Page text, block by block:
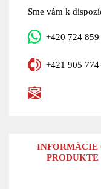
Sme vám k
+420 724 859
+421 905 774
INFORMÁCIE
PRODUKTE